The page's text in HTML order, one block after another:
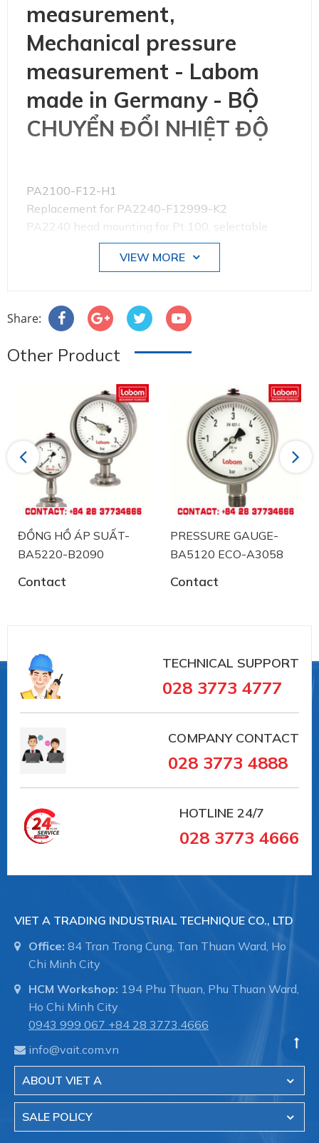
measurement,
Mechanical pressure
measurement - Labom
made in Germany - BỘ
CHUYỂN ĐỔI NHIỆT ĐỘ
PA2100-F12-H1
Replacement for PA2240-F12999-K2
PA2240 head mounting for Pt 100, selectable
measuring ranges
acc. to data sheet T4-074
Measuring range adjusted at factory, see below
0...250°C
Break alarm: signal approx. 25 mA
#PA2100-F12-H1 #labom #donghodoapsuat
#apsuatke #thietbicongnghiep #vait #vieta
#BOURDONTUBEPRESSUREGAUGE
Labom chuyên sản xuất và phân phối thiết bị
đo công nghiệp tại Đức .
Việt Á đã tin chọn phân phối sản phẩm
Labom tại Việt Nam trong lĩnh vực đo
lương, kiểm soát áp suất như:
+ PRESSURE GAUGE
+ Đồng hồ đo nhiệt độ
+ Thiết bị đo công nghiệp
Công nghiệp hóa chất / hóa dầu
Công nghiệp dược phẩm / Công nghệ sinh học
Ngành công nghiệp thực phẩm và nước giải
khát
Công nghiệp sơn / Công nghiệp nhựa
VIEW MORE
Share:
Other Product
Previous
ĐỒNG HỒ ÁP SUẤT-
BA5220-B2090
Contact
PRESSURE GAUGE-
BA5120 ECO-A3058
Contact
Next
TECHNICAL SUPPORT
028 3773 4777
COMPANY CONTACT
028 3773 4888
HOTLINE 24/7
028 3773 4666
VIET A TRADING INDUSTRIAL TECHNIQUE CO., LTD
Office: 84 Tran Trong Cung, Tan Thuan Ward, Ho
Chi Minh City
HCM Workshop: 194 Phu Thuan, Phu Thuan Ward,
Ho Chi Minh City
0943 999 067 +84 28 3773.4666
info@vait.com.vn
ABOUT VIET A
SALE POLICY